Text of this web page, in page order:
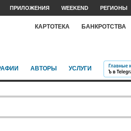
ПРИЛОЖЕНИЯ WEEKEND РЕГИОНЫ
КАРТОТЕКА БАНКРОТСТВА
АВТОРЫ УСЛУГИ